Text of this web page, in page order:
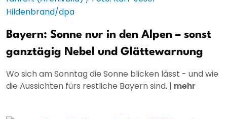
Bayern: Sonne nur in den Alpen – sonst
ganztägig Nebel und Glättewarnung
Wo sich am Sonntag die Sonne blicken lässt - und wie
die Aussichten fürs restliche Bayern sind. | mehr